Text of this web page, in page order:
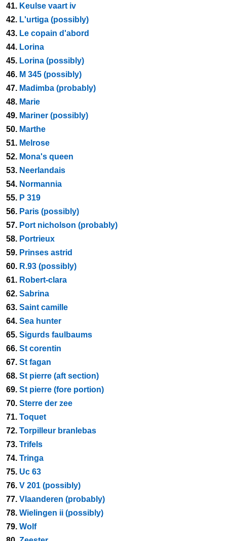
41. Keulse vaart iv
42. L'urtiga (possibly)
43. Le copain d'abord
44. Lorina
45. Lorina (possibly)
46. M 345 (possibly)
47. Madimba (probably)
48. Marie
49. Mariner (possibly)
50. Marthe
51. Melrose
52. Mona's queen
53. Neerlandais
54. Normannia
55. P 319
56. Paris (possibly)
57. Port nicholson (probably)
58. Portrieux
59. Prinses astrid
60. R.93 (possibly)
61. Robert-clara
62. Sabrina
63. Saint camille
64. Sea hunter
65. Sigurds faulbaums
66. St corentin
67. St fagan
68. St pierre (aft section)
69. St pierre (fore portion)
70. Sterre der zee
71. Toquet
72. Torpilleur branlebas
73. Trifels
74. Tringa
75. Uc 63
76. V 201 (possibly)
77. Vlaanderen (probably)
78. Wielingen ii (possibly)
79. Wolf